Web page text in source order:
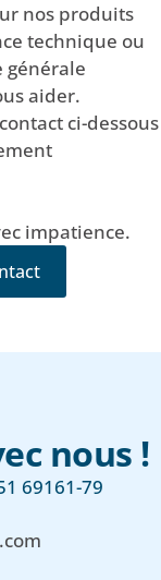
nos produits
technique ou
générale
aider.
ci-dessous
impatience.
nous !
69161-79